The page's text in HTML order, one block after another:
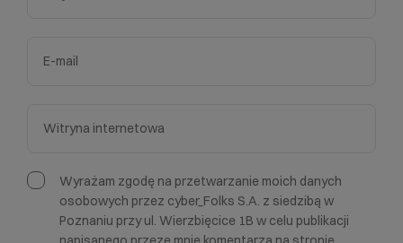
Wyrażam zgodę na przetwarzanie moich danych
osobowych przez cyber_Folks S.A. z siedzibą w
Poznaniu przy ul. Wierzbięcice 1B w celu publikacji